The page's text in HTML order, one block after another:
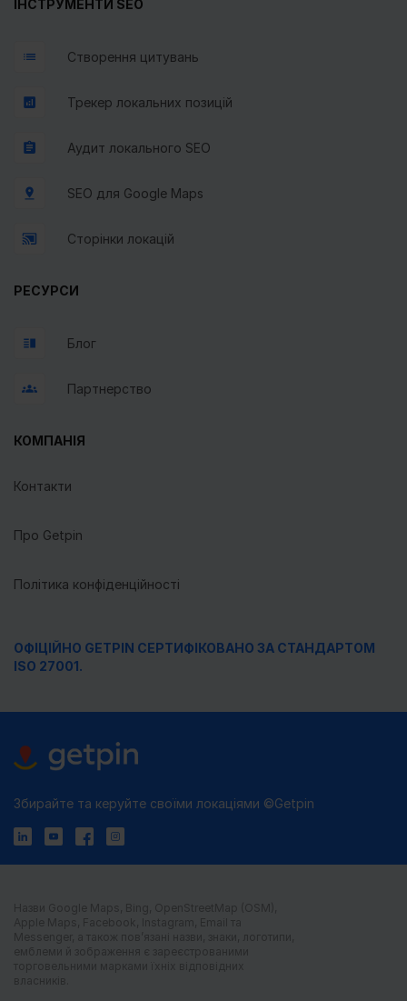
ІНСТРУМЕНТИ SEO
Створення цитувань
Трекер локальних позицій
Аудит локального SEO
SEO для Google Maps
Сторінки локацій
РЕСУРСИ
Блог
Партнерство
КОМПАНІЯ
Контакти
Про Getpin
Політика конфіденційності
ОФІЦІЙНО GETPIN СЕРТИФІКОВАНО ЗА СТАНДАРТОМ
ISO 27001.
Збирайте та керуйте своїми локаціями ©Getpin
Назви Google Maps, Bing, OpenStreetMap (OSM),
Apple Maps, Facebook, Instagram, Email та
Messenger, а також пов’язані назви, знаки, логотипи,
емблеми й зображення є зареєстрованими
торговельними марками їхніх відповідних
власників.